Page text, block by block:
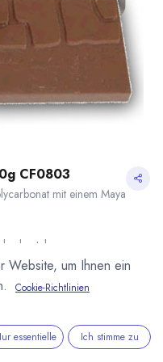
CF0803
mit einem Maya
an.
Website, um Ihnen ein
Cookie-Richtlinien
essentielle Ich stimme zu